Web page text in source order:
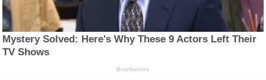
Mystery Solved: Here's Why These 9 Actors Left Their
TV Shows
Brainberries